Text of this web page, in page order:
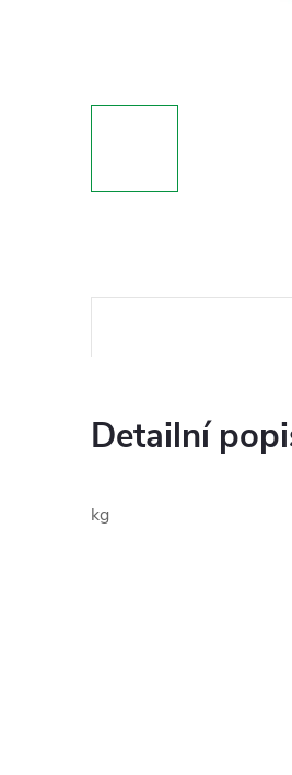
Detailní
kg